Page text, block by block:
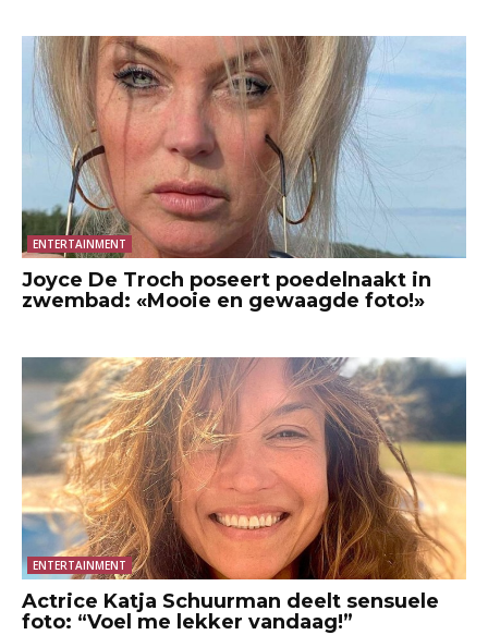
ENTERTAINMENT
Joyce De Troch poseert poedelnaakt in
zwembad: «Mooie en gewaagde foto!»
ENTERTAINMENT
Actrice Katja Schuurman deelt sensuele
foto: “Voel me lekker vandaag!”